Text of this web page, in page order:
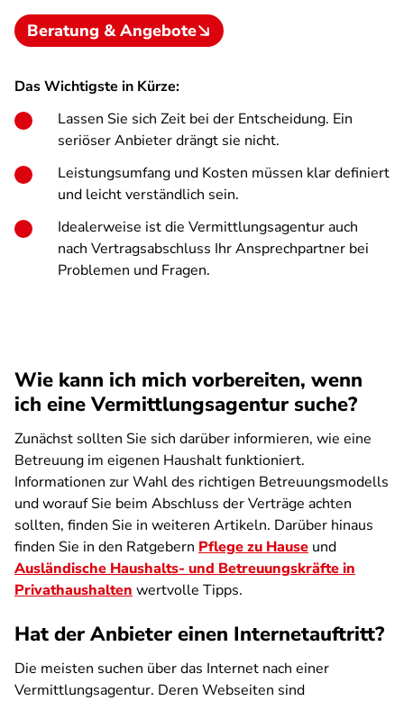
Beratung & Angebote
Das Wichtigste in Kürze:
Lassen Sie sich Zeit bei der Entscheidung. Ein
seriöser Anbieter drängt sie nicht.
Leistungsumfang und Kosten müssen klar definiert
und leicht verständlich sein.
Idealerweise ist die Vermittlungsagentur auch
nach Vertragsabschluss Ihr Ansprechpartner bei
Problemen und Fragen.
Wie kann ich mich vorbereiten, wenn
ich eine Vermittlungsagentur suche?
Zunächst sollten Sie sich darüber informieren, wie eine
Betreuung im eigenen Haushalt funktioniert.
Informationen zur Wahl des richtigen Betreuungsmodells
und worauf Sie beim Abschluss der Verträge achten
sollten, finden Sie in weiteren Artikeln. Darüber hinaus
finden Sie in den Ratgebern Pflege zu Hause und
Ausländische Haushalts- und Betreuungskräfte in
Privathaushalten wertvolle Tipps.
Hat der Anbieter einen Internetauftritt?
Die meisten suchen über das Internet nach einer
Vermittlungsagentur. Deren Webseiten sind